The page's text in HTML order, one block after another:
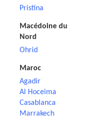
Pristina
Macédoine du
Nord
Ohrid
Maroc
Agadir
Al Hoceima
Casablanca
Marrakech